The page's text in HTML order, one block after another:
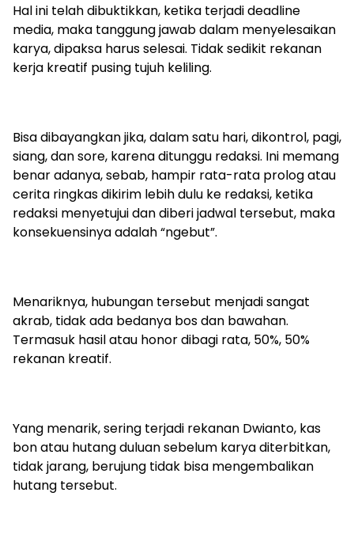
Hal ini telah dibuktikkan, ketika terjadi deadline
media, maka tanggung jawab dalam menyelesaikan
karya, dipaksa harus selesai. Tidak sedikit rekanan
kerja kreatif pusing tujuh keliling.
Bisa dibayangkan jika, dalam satu hari, dikontrol, pagi,
siang, dan sore, karena ditunggu redaksi. Ini memang
benar adanya, sebab, hampir rata-rata prolog atau
cerita ringkas dikirim lebih dulu ke redaksi, ketika
redaksi menyetujui dan diberi jadwal tersebut, maka
konsekuensinya adalah “ngebut”.
Menariknya, hubungan tersebut menjadi sangat
akrab, tidak ada bedanya bos dan bawahan.
Termasuk hasil atau honor dibagi rata, 50%, 50%
rekanan kreatif.
Yang menarik, sering terjadi rekanan Dwianto, kas
bon atau hutang duluan sebelum karya diterbitkan,
tidak jarang, berujung tidak bisa mengembalikan
hutang tersebut.